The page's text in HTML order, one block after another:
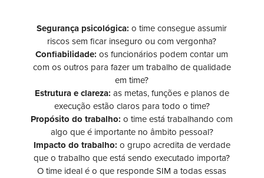
Segurança psicológica: o time consegue assumir
riscos sem ficar inseguro ou com vergonha?
Confiabilidade: os funcionários podem contar um
com os outros para fazer um trabalho de qualidade
em time?
Estrutura e clareza: as metas, funções e planos de
execução estão claros para todo o time?
Propósito do trabalho: o time está trabalhando com
algo que é importante no âmbito pessoal?
Impacto do trabalho: o grupo acredita de verdade
que o trabalho que está sendo executado importa?
O time ideal é o que responde SIM a todas essas